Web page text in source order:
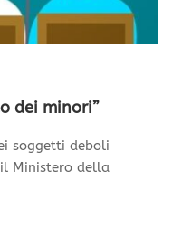
dei minori”
soggetti deboli
Ministero della